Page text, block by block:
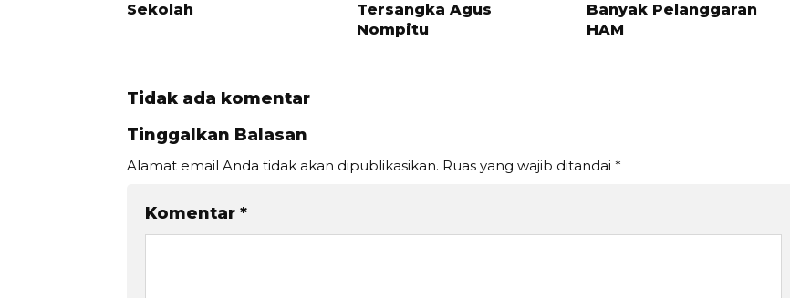
Sekolah
Tersangka Agus
Nompitu
Banyak Pelanggaran
HAM
Tidak ada komentar
Tinggalkan Balasan
Alamat email Anda tidak akan dipublikasikan. Ruas yang wajib ditandai *
Komentar *